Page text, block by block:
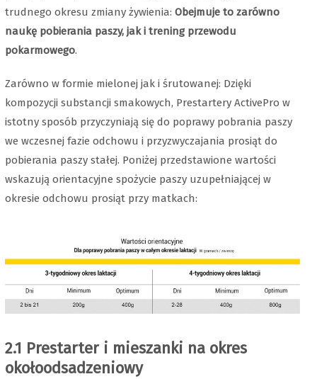
trudnego okresu zmiany żywienia: Obejmuje to zarówno
naukę pobierania paszy, jak i trening przewodu
pokarmowego.
Zarówno w formie mielonej jak i śrutowanej: Dzięki
kompozycji substancji smakowych, Prestartery ActivePro w
istotny sposób przyczyniają się do poprawy pobrania paszy
we wczesnej fazie odchowu i przyzwyczajania prosiąt do
pobierania paszy stałej. Poniżej przedstawione wartości
wskazują orientacyjne spożycie paszy uzupełniającej w
okresie odchowu prosiąt przy matkach:
2.1 Prestarter i mieszanki na okres
okołoodsadzeniowy